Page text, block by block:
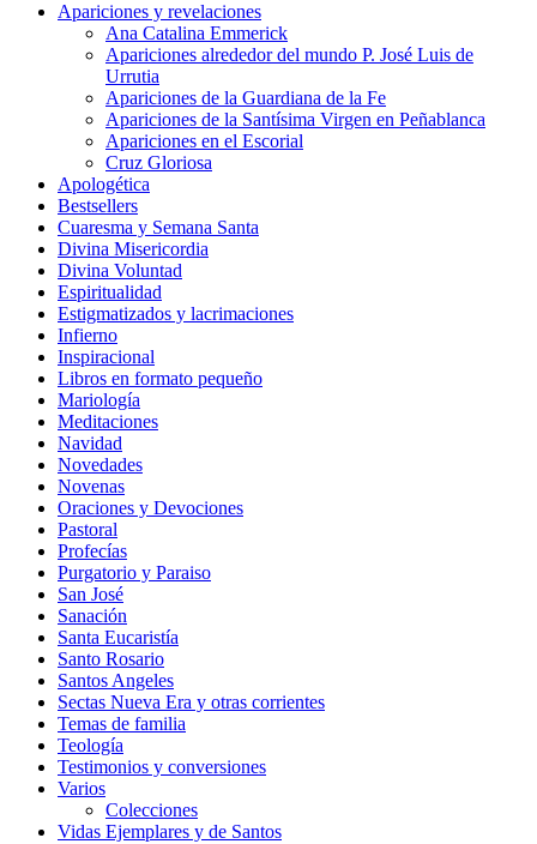
Apariciones y revelaciones
Ana Catalina Emmerick
Apariciones alrededor del mundo P. José Luis de
Urrutia
Apariciones de la Guardiana de la Fe
Apariciones de la Santísima Virgen en Peñablanca
Apariciones en el Escorial
Cruz Gloriosa
Apologética
Bestsellers
Cuaresma y Semana Santa
Divina Misericordia
Divina Voluntad
Espiritualidad
Estigmatizados y lacrimaciones
Infierno
Inspiracional
Libros en formato pequeño
Mariología
Meditaciones
Navidad
Novedades
Novenas
Oraciones y Devociones
Pastoral
Profecías
Purgatorio y Paraiso
San José
Sanación
Santa Eucaristía
Santo Rosario
Santos Angeles
Sectas Nueva Era y otras corrientes
Temas de familia
Teología
Testimonios y conversiones
Varios
Colecciones
Vidas Ejemplares y de Santos